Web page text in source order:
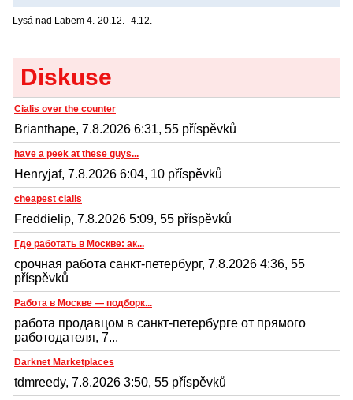
Lysá nad Labem 4.-20.12. 4.12.
Diskuse
Cialis over the counter
Brianthape, 7.8.2026 6:31, 55 příspěvků
have a peek at these guys...
Henryjaf, 7.8.2026 6:04, 10 příspěvků
cheapest cialis
Freddielip, 7.8.2026 5:09, 55 příspěvků
Где работать в Москве: ак...
срочная работа санкт-петербург, 7.8.2026 4:36, 55
příspěvků
Работа в Москве — подборк...
работа продавцом в санкт-петербурге от прямого
работодателя, 7...
Darknet Marketplaces
tdmreedy, 7.8.2026 3:50, 55 příspěvků